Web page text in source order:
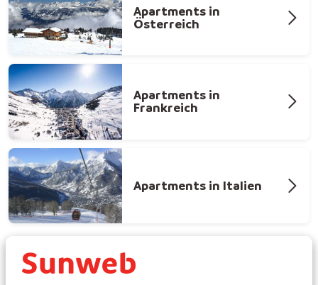
Apartments in
Österreich
Apartments in
Frankreich
Apartments in Italien